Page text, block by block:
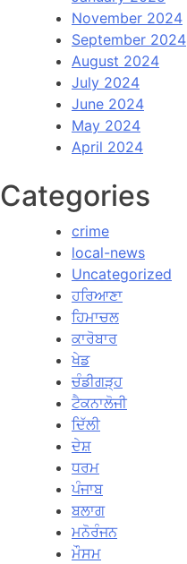
November 2024
September 2024
August 2024
July 2024
June 2024
May 2024
April 2024
Categories
crime
local-news
Uncategorized
ਹਰਿਆਣਾ
ਹਿਮਾਚਲ
ਕਾਰੋਬਾਰ
ਖੇਡ
ਚੰਡੀਗੜ੍ਹ
ਟੈਕਨਾਲੋਜੀ
ਦਿੱਲੀ
ਦੇਸ਼
ਧਰਮ
ਪੰਜਾਬ
ਬਲਾਗ
ਮਨੋਰੰਜਨ
ਮੌਸਮ